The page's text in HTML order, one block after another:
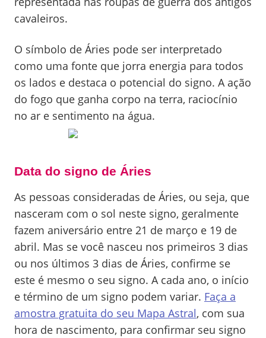
cavaleiros.
O símbolo de Áries pode ser interpretado
como uma fonte que jorra energia para todos
os lados e destaca o potencial do signo. A ação
do fogo que ganha corpo na terra, raciocínio
no ar e sentimento na água.
Data do signo de Áries
As pessoas consideradas de Áries, ou seja, que
nasceram com o sol neste signo, geralmente
fazem aniversário entre 21 de março e 19 de
abril. Mas se você nasceu nos primeiros 3 dias
ou nos últimos 3 dias de Áries, confirme se
este é mesmo o seu signo. A cada ano, o início
e término de um signo podem variar. Faça a
amostra gratuita do seu Mapa Astral, com sua
hora de nascimento, para confirmar seu signo